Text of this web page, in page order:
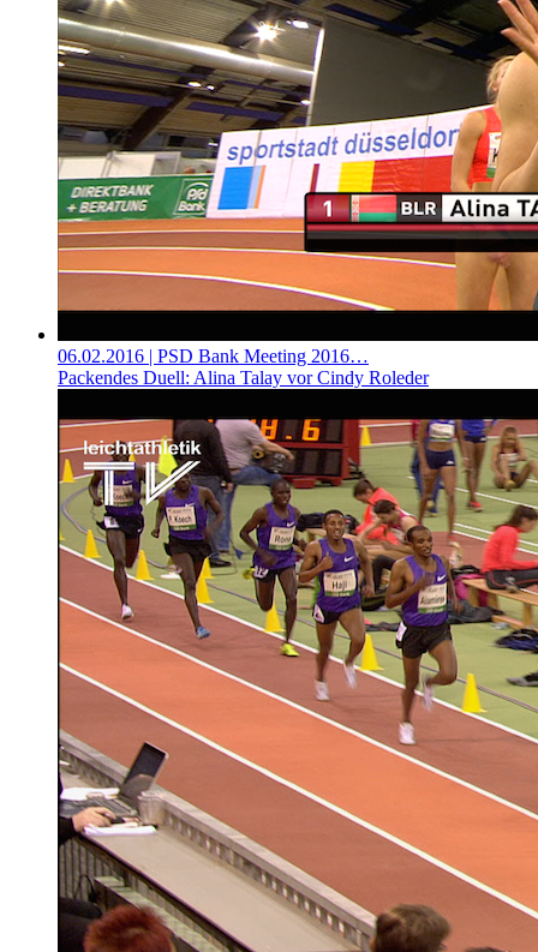
06.02.2016 | PSD Bank Meeting 2016…
Packendes Duell: Alina Talay vor Cindy Roleder